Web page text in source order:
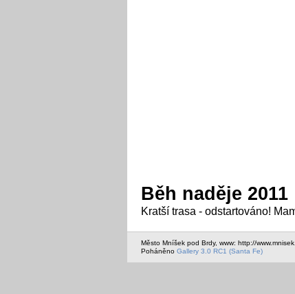
Běh naděje 2011
Kratší trasa - odstartováno!
Město Mníšek pod Brdy, www: http://
Poháněno Gallery 3.0 RC1 (Santa Fe)